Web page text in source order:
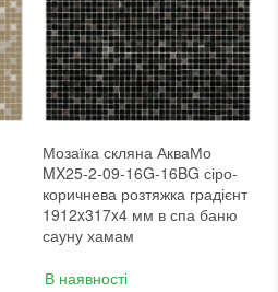
Мозаїка скляна АкваМо
MX25-2-09-16G-16BG сіро-
коричнева розтяжка градієнт
1912x317x4 мм в спа баню
сауну хамам
В наявності